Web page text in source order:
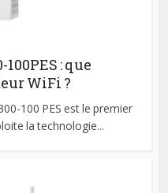
: que
WiFi ?
100 PES est le premier
la technologie...